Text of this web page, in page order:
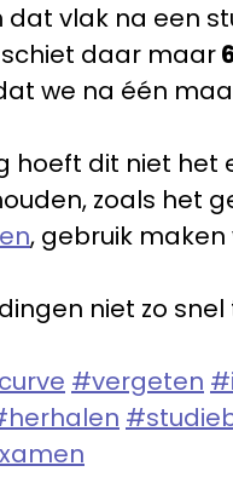
dat vlak na een
daar maar
we na één
hoeft dit niet
zoals het
, gebruik maken
niet zo snel
#vergeten